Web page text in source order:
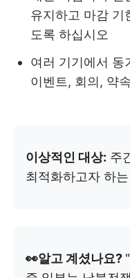
유지하고 마감 기
도록 하십시오
여러 기기에서 동
이벤트, 회의, 약
이상적인 대상: 주
최적화하고자 하
👀알고 계셨나요?